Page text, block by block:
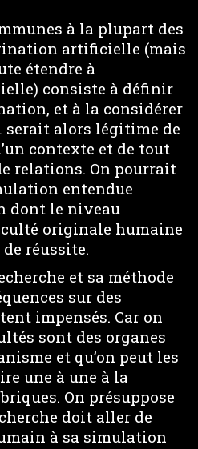
à la plupart des
artificielle (mais
étendre à
consiste à définir
et à la considérer
serait alors légitime de
contexte et de tout
relations. On pourrait
entendue
dont le niveau
originale humaine
réussite.
et sa méthode
sur des
impensés. Car on
sont des organes
et qu’on peut les
une à une à la
On présuppose
doit aller de
à sa simulation